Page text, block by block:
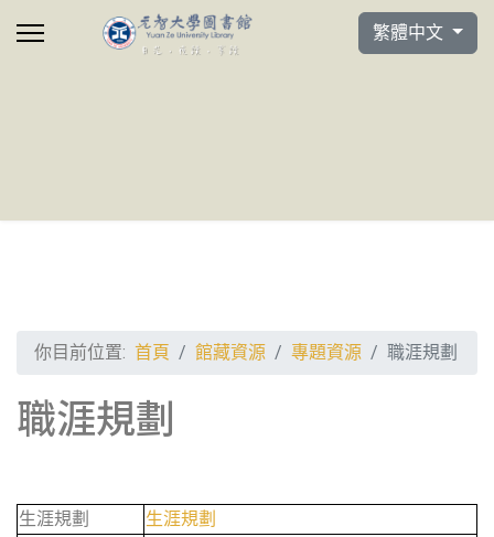
選擇你的語言
繁體中文
你目前位置: 首頁 館藏資源 專題資源 職涯規劃
職涯規劃
生涯規劃
生涯規劃